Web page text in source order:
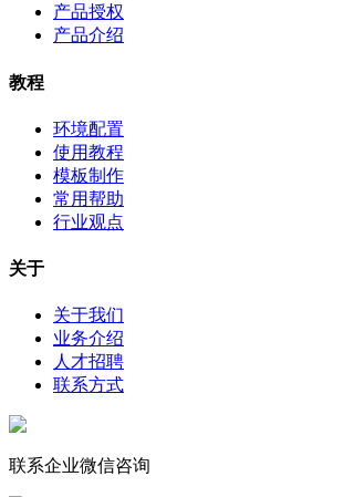
产品授权
产品介绍
教程
环境配置
使用教程
模板制作
常用帮助
行业观点
关于
关于我们
业务介绍
人才招聘
联系方式
联系企业微信咨询